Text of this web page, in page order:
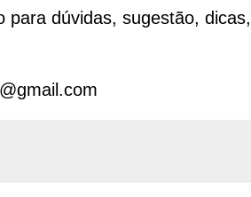
para dúvidas, sugestão,